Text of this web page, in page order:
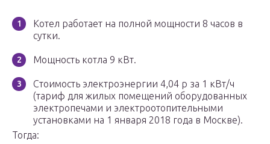
Котел работает на полной мощности 8 часов в
сутки.
Мощность котла 9 кВт.
Стоимость электроэнергии 4,04 р за 1 кВт/ч
(тариф для жилых помещений оборудованных
электропечами и электроотопительными
установками на 1 января 2018 года в Москве).
Тогда: